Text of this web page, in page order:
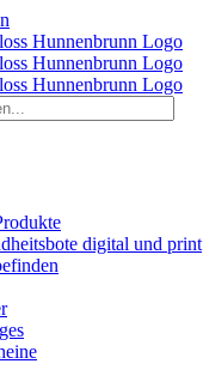
digital und print